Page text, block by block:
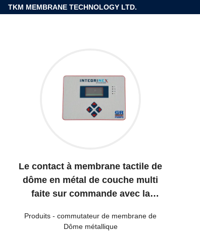
TKM MEMBRANE TECHNOLOGY LTD.
Le contact à membrane tactile de
dôme en métal de couche multi
faite sur commande avec la
Produits - commutateur de membrane de
Dôme métallique